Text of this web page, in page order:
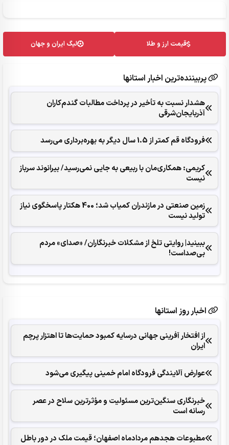
قیمت ارز و طلا لیگ ایران و جهان
پربیننده‌ترین اخبار استانها
هشدار نسبت به تأخیر در پرداخت مطالبات گندم‌کاران
آذربایجان‌شرقی
فرودگاه قم کمتر از 1.5 سال دیگر به بهره‌برداری می‌رسد
کریمی: همکاری‌مان با ربیعی به جایی نمی‌رسید/ بیرانوند سرباز
نیست
زمین صنعتی در مازندران کمیاب شد؛ 400 هکتار پاسخگوی نیاز
تولید نیست
ببینید| روایتی تلخ از مشکلات خبرنگاران/ «صدای» ‌مردم
بی‌صدا‌ست!
اخبار روز استانها
از افتخار آفرینی جهانی درسایه کمبود حمایت‌ها تا اهتزار پرچم
ایران
عوارض آلایندگی فرودگاه امام خمینی پیگیری می‌شود
خبرنگاری سنگین‌ترین مسئولیت و مؤثرترین سلاح در عصر
رسانه است
مطبوعات هجدهم مردادماه اصفهان؛ قیمت ملک در دور باطل